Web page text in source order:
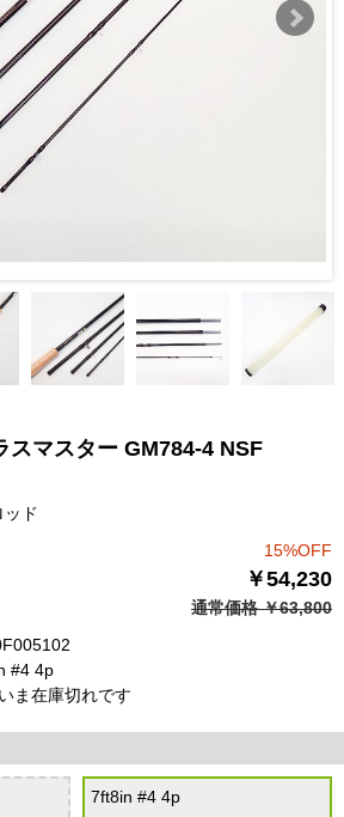
スマスター GM784-4 NSF
ド
15%OFF
￥54,230
通常価格 ￥63,800
#4 4p
ま在庫切れです
7ft8in #4 4p